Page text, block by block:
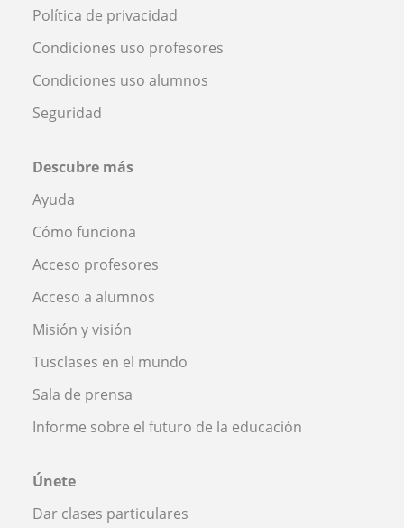
Política de privacidad
Condiciones uso profesores
Condiciones uso alumnos
Seguridad
Descubre más
Ayuda
Cómo funciona
Acceso profesores
Acceso a alumnos
Misión y visión
Tusclases en el mundo
Sala de prensa
Informe sobre el futuro de la educación
Únete
Dar clases particulares